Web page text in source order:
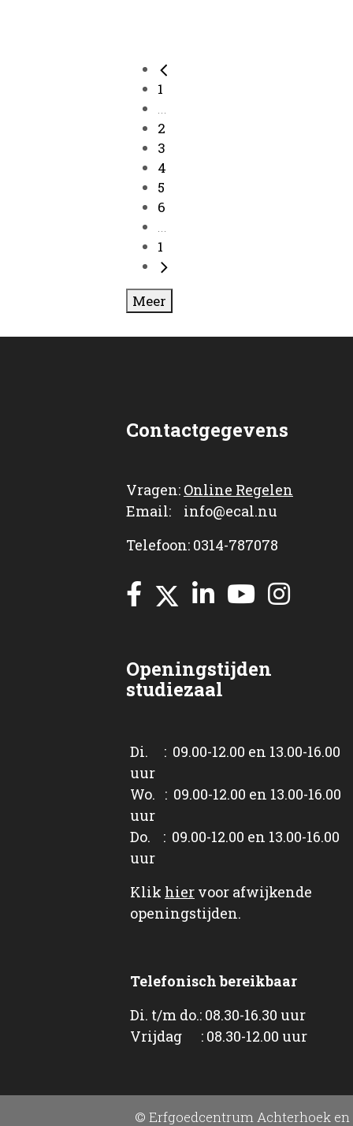
1
...
2
3
4
5
6
...
1
Meer
Contactgegevens
Vragen: Online Regelen
Email: info@ecal.nu
Telefoon: 0314-787078
Openingstijden
studiezaal
Di. : 09.00-12.00 en 13.00-16.00
uur
Wo. : 09.00-12.00 en 13.00-16.00
uur
Do. : 09.00-12.00 en 13.00-16.00
uur
Klik hier voor afwijkende
openingstijden.
Telefonisch bereikbaar
Di. t/m do.: 08.30-16.30 uur
Vrijdag : 08.30-12.00 uur
© Erfgoedcentrum Achterhoek en